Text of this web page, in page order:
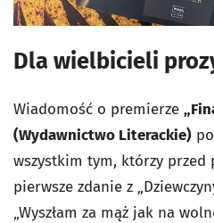
Dla wielbicieli
Wiadomość o premierze
(Wydawnictwo Literackie)
wszystkim tym, którzy
pierwsze zdanie z
„Wyszłam za mąż jak na